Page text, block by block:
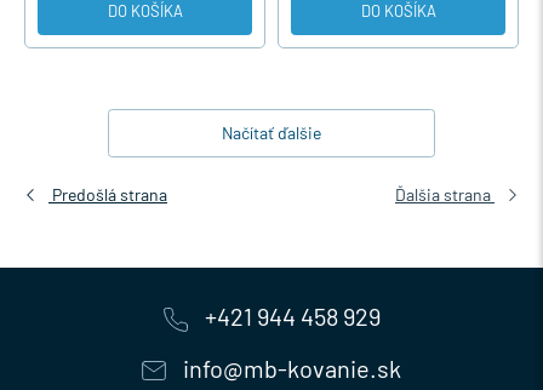
DO KOŠÍKA DO KOŠÍKA
Načítať ďalšie
Predošlá strana Ďalšia strana
+421 944 458 929
info@mb-kovanie.sk